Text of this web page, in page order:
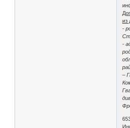
из
-
-
–